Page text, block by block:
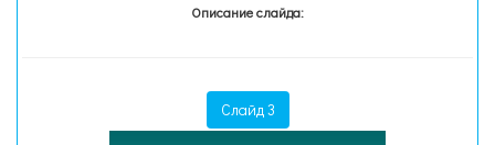
Описание слайда:
Слайд 3